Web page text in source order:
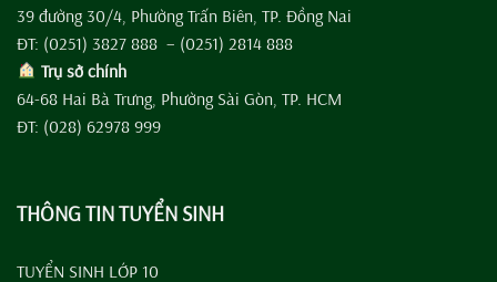
39 đường 30/4, Phường Trấn Biên, TP. Đồng Nai
ĐT: (0251) 3827 888 – (0251) 2814 888
Trụ sở chính
64-68 Hai Bà Trưng, Phường Sài Gòn, TP. HCM
ĐT: (028) 62978 999
THÔNG TIN TUYỂN SINH
TUYỂN SINH LỚP 10